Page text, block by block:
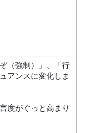
（強制）」、「行
アンスに変化しま
度がぐっと高まり